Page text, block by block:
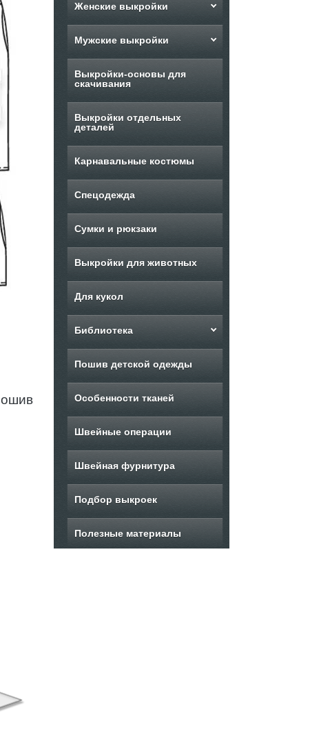
Женские выкройки
Мужские выкройки
Выкройки-основы для
скачивания
Выкройки отдельных
деталей
Карнавальные костюмы
Спецодежда
Сумки и рюкзаки
Выкройки для животных
Для кукол
Библиотека
Пошив детской одежды
Особенности тканей
Швейные операции
Швейная фурнитура
Подбор выкроек
Полезные материалы